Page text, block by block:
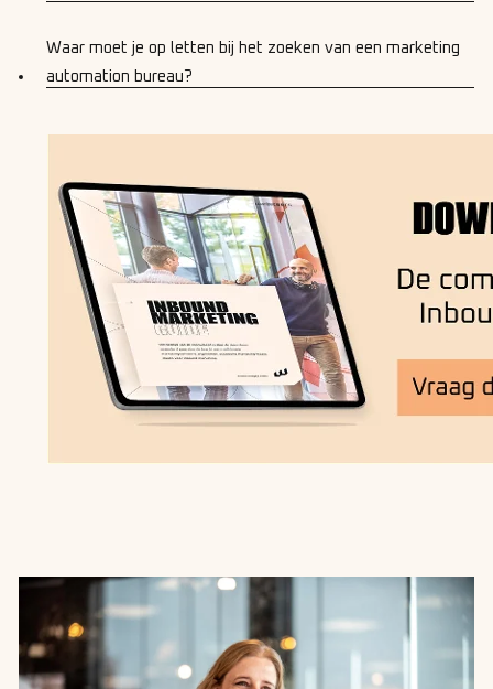
Waar moet je op letten bij het zoeken van een marketing
automation bureau?